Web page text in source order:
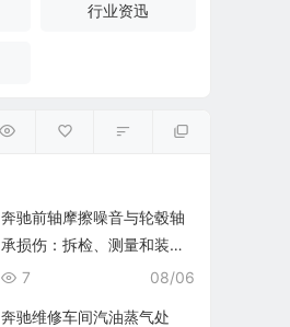
行业资迅
奔驰前轴摩擦噪音与轮毂轴
承损伤：拆检、测量和装复
复查
08/06
7
奔驰维修车间汽油蒸气处